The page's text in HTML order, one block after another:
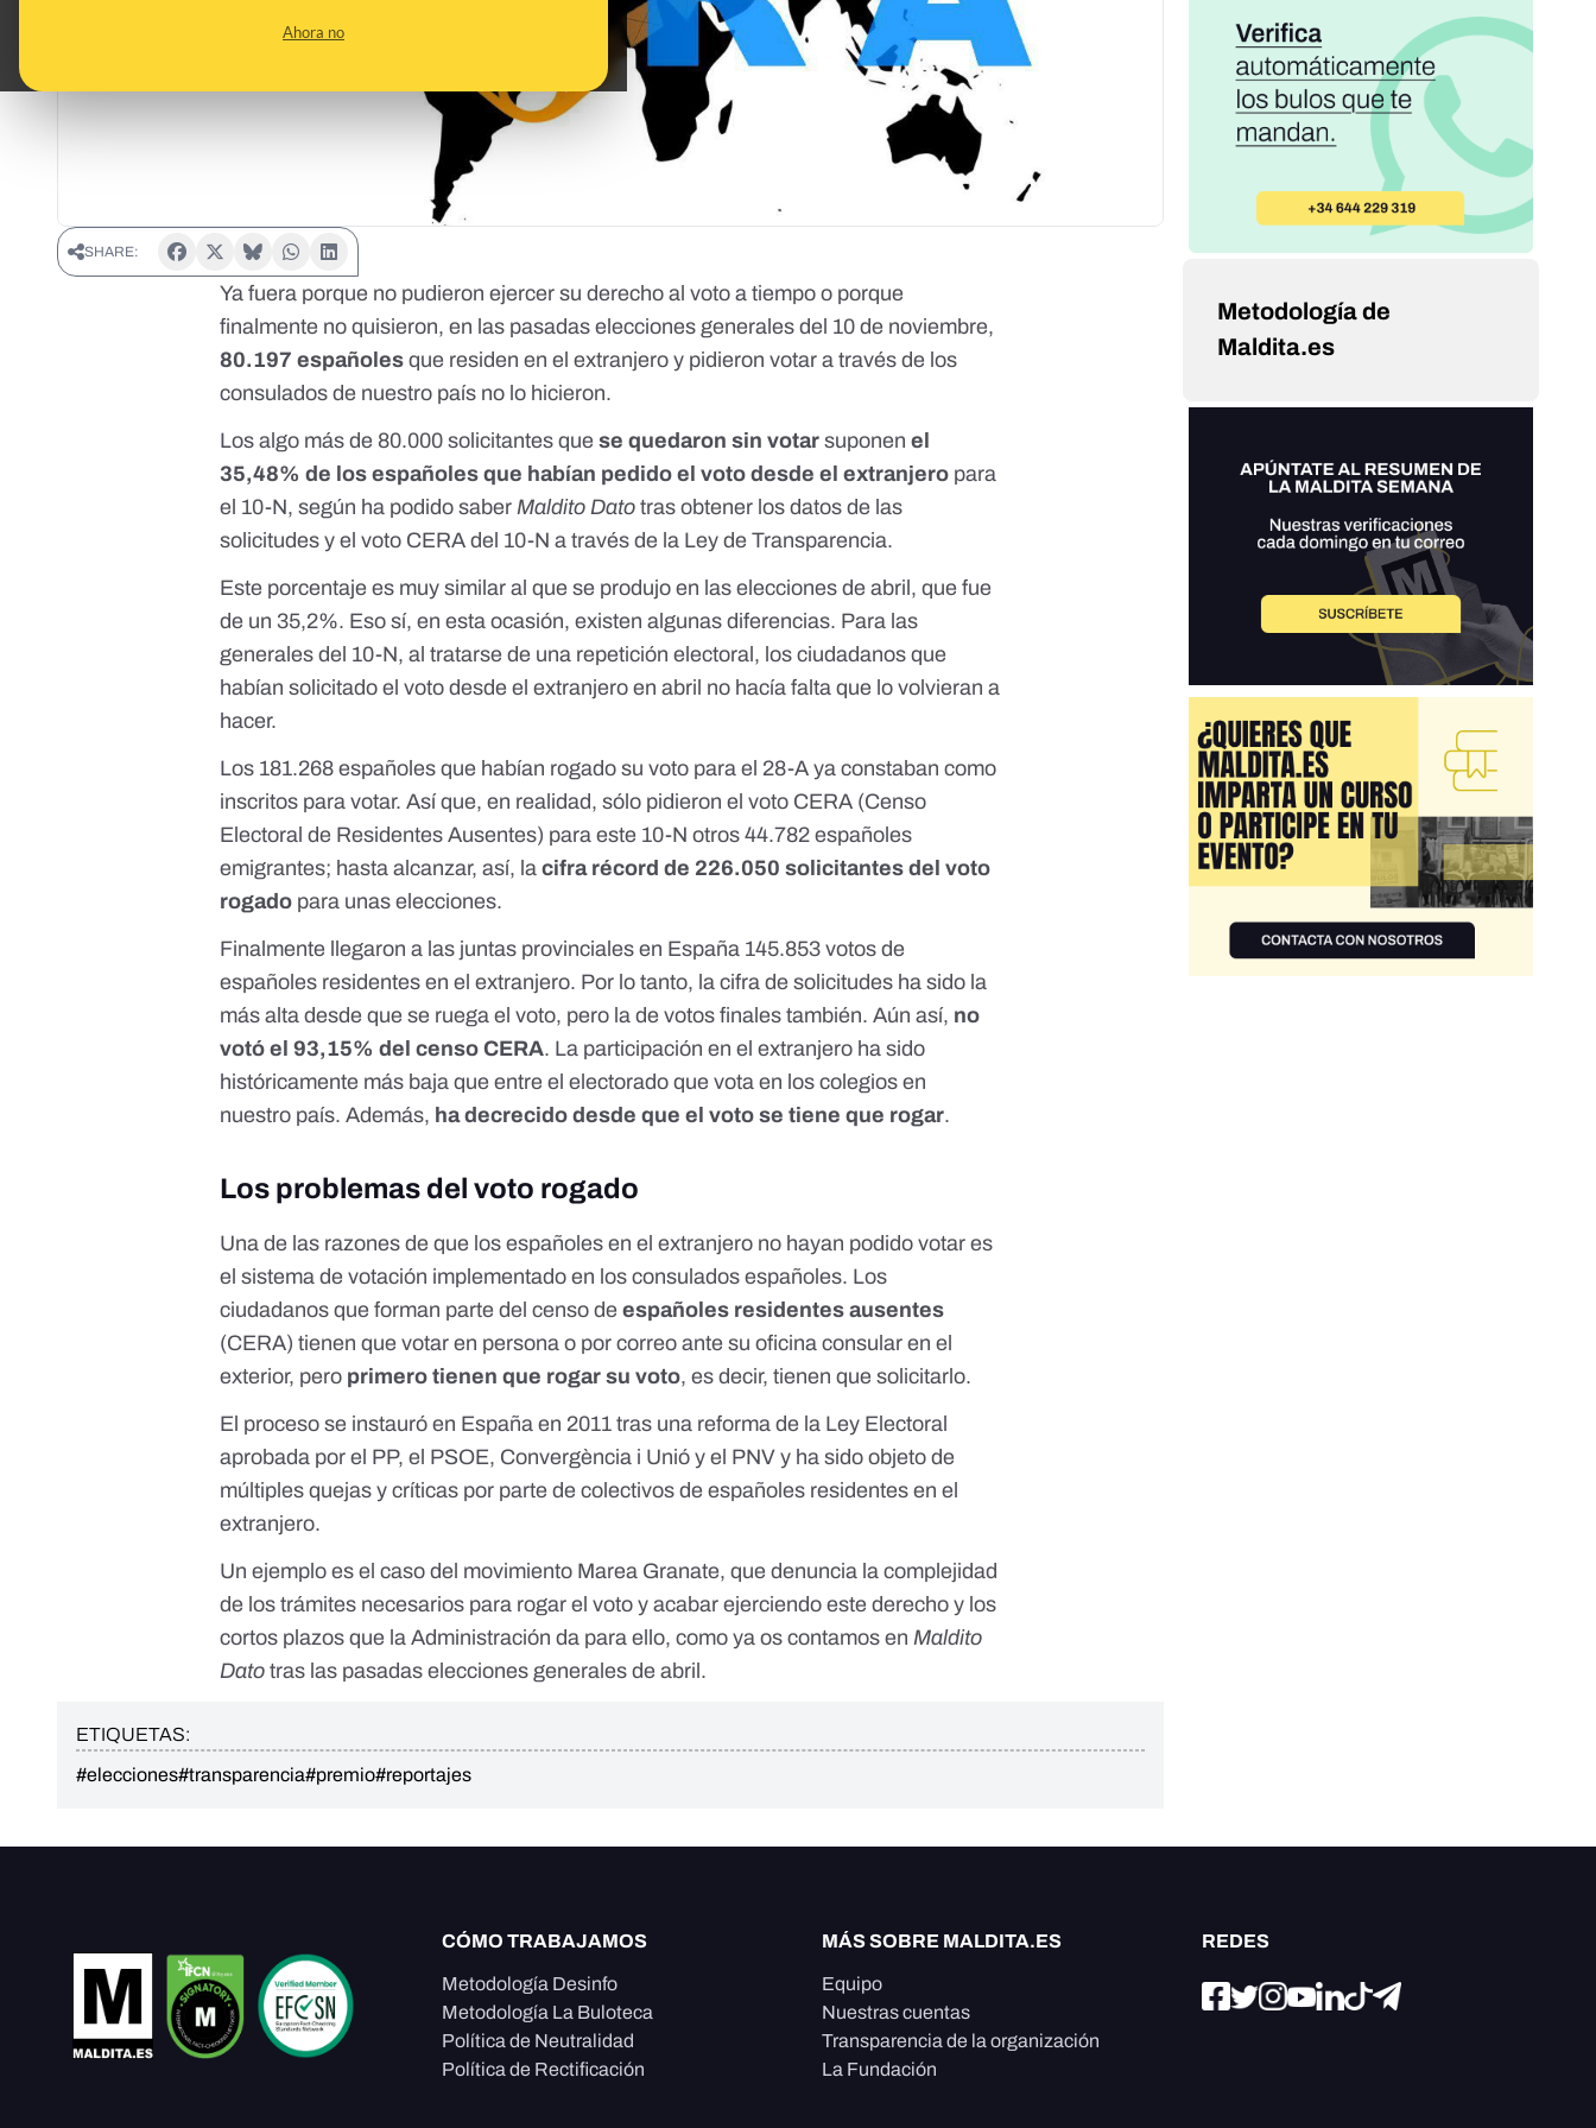
Ahora no
SHARE:
Ya fuera porque no pudieron ejercer su derecho al voto a tiempo o porque
finalmente no quisieron, en las pasadas elecciones generales del 10 de noviembre,
80.197 españolesque residen en el extranjero y pidieron votar a través de los
consulados de nuestro país no lo hicieron.
Los algo más de 80.000 solicitantes quese quedaron sin votar suponenel
35,48% de los españoles que habían pedido el voto desde el extranjero para
el 10-N, según ha podido saber Maldito Dato tras obtener los datos de las
solicitudes y el voto CERA del 10-N a través de la Ley de Transparencia.
Este porcentaje es muy similar al que se produjo en las elecciones de abril, que fue
de un 35,2%. Eso sí, en esta ocasión, existen algunas diferencias. Para las
generales del 10-N, al tratarse de una repetición electoral, los ciudadanos que
habían solicitado el voto desde el extranjero en abril no hacía falta que lo volvieran a
hacer.
Los 181.268 españoles que habían rogado su voto para el 28-A ya constaban como
inscritos para votar. Así que, en realidad, sólo pidieron el voto CERA (Censo
Electoral de Residentes Ausentes) para este 10-N otros 44.782 españoles
emigrantes; hasta alcanzar, así, lacifra récord de 226.050 solicitantes del voto
rogado para unas elecciones.
Finalmente llegaron a las juntas provinciales en España 145.853 votos de
españoles residentes en el extranjero. Por lo tanto, la cifra de solicitudes ha sido la
más alta desde que se ruega el voto, pero la de votos finales también. Aún así, no
votó el 93,15% del censo CERA. La participación en el extranjero ha sido
históricamente más baja que entre el electorado que vota en los colegios en
nuestro país. Además, ha decrecido desde que el voto se tiene que rogar.
Los problemas del voto rogado
Una de las razones de que los españoles en el extranjero no hayan podido votar es
el sistema de votación implementado en los consulados españoles. Los
ciudadanos que forman parte del censo deespañoles residentes ausentes
(CERA) tienen que votar en persona o por correo ante su oficina consular en el
exterior, pero primero tienen que rogar su voto, es decir, tienen que solicitarlo.
El proceso se instauró en España en 2011 tras una reforma de la Ley Electoral
aprobada por el PP, el PSOE, Convergència i Unió y el PNV y ha sido objeto de
múltiples quejas y críticas por parte de colectivos de españoles residentes en el
extranjero.
Un ejemplo es el caso del movimiento Marea Granate, que denuncia la complejidad
de los trámites necesarios para rogar el voto y acabar ejerciendo este derecho y los
cortos plazos que la Administración da para ello,como ya os contamos en Maldito
Dato tras las pasadas elecciones generales de abril.
ETIQUETAS:
#elecciones#transparencia#premio#reportajes
Metodología de
Maldita.es
CÓMO TRABAJAMOS
Metodología Desinfo
Metodología La Buloteca
Política de Neutralidad
Política de Rectificación
MÁS SOBRE MALDITA.ES
Equipo
Nuestras cuentas
Transparencia de la organización
La Fundación
REDES